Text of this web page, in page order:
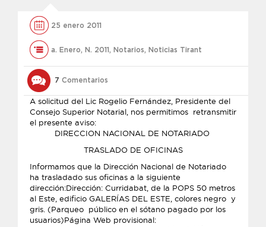
25 enero 2011
a. Enero, N. 2011 , Notarios, Noticias Tirant
7 Comentarios
A solicitud del Lic Rogelio Fernández, Presidente del
Consejo Superior Notarial, nos permitimos retransmitir
el presente aviso:
DIRECCION NACIONAL DE NOTARIADO
TRASLADO DE OFICINAS
Informamos que la Dirección Nacional de Notariado
ha trasladado sus oficinas a la siguiente
dirección:Dirección: Curridabat, de la POPS 50 metros
al Este, edificio GALERÍAS DEL ESTE, colores negro y
gris. (Parqueo público en el sótano pagado por los
usuarios)Página Web provisional: